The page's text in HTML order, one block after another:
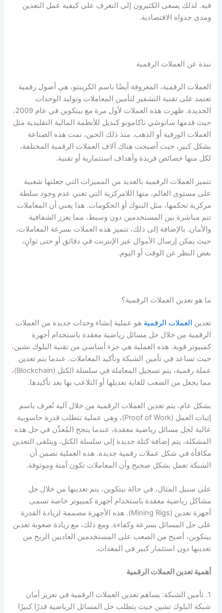
فيه. لذلك يسعى الكثيرون إلى التعرف على كيفية عمل التعدين
ومدى جدواه الاقتصادية.
نبذة عن العملات الرقمية
العملات الرقمية، المعروفة أيضًا باسم الكريبتو، هي أصول رقمية
تعتمد على تقنية التشفير لتأمين المعاملات وتوليد الوحدات
الجديدة. ظهرت هذه العملات لأول مرة مع بيتكوين في عام 2009،
حيث قدمها ساتوشي ناكاموتو كبديل للأنظمة المالية التقليدية مثل
العملات الورقية أو الذهب. منذ ذلك الحين، نمت هذه الصناعة
بشكل كبير، حيث أصبحت هناك آلاف العملات الرقمية المختلفة،
لكل منها خصائص فريدة وأهداف استثمارية أو تقنية.
تتميز العملات الرقمية بالعديد من المميزات التي جعلتها شعبية
على مستوى العالم، منها اللامركزية التي تعني عدم وجود سلطة
مركزية تحكمها، مثل البنوك أو الحكومات. هذا يعني أن المعاملات
تتم مباشرة بين المستخدمين دون وسيط، مما يعزز الشفافية
والأمان. بالإضافة إلى ذلك، تتميز هذه العملات بسرعة المعاملات،
حيث يمكن إرسال الأموال عبر الإنترنت في دقائق أو حتى ثوانٍ،
بغض النظر عن الوقت أو اليوم.
ما هو تعدين العملات الرقمية؟
تعدين العملات الرقميةهو عملية إنشاء وحدات جديدة من العملات
الرقمية من خلال حل مسائل رياضية معقدة باستخدام أجهزة
كمبيوتر قوية. هذه العملية هي جزء أساسي من تقنية البلوك تشين،
حيث تساعد في تأمين الشبكة وتأكيد المعاملات. عندما يتم تعدين
عملة رقمية، يتم تسجيل المعاملة في سلسلة الكتل (Blockchain)،
مما يجعل من الصعب للغاية تعديلها أو التلاعب بها بعد تأكيدها.
بشكل عام، يتم تعدين العملات الرقمية من خلال آلية تُعرف باسم
إثبات العمل (Proof of Work)، وهي عملية تتطلب قدرة حاسوبية
عالية لحل مسائل رياضية معقدة، عندما ينجح المُعدِّن في حل هذه
المشكلة، يتم إضافة كتلة جديدة إلى سلسلة الكتل، ويتلقى التعدين
مكافأة في شكل عملات رقمية جديدة. هذه العملية تضمن أن
الشبكة تعمل بشكل صحيح وأن المعاملات تكون آمنة وموثوقة.
على سبيل المثال، في حالة بيتكوين، يتم تعدينها من خلال حل
مشاكل رياضية معقدة باستخدام أجهزة كمبيوتر خاصة تسمى
أجهزة تعدين (Mining Rigs). هذه الأجهزة مصممة لزيادة القدرة
على حل المسائل بسرعة وكفاءة. ومع ذلك، مع زيادة صعوبة تعدين
بيتكوين، أصبح من الصعب على المستخدمين العاديين الربح من
تعدينها دون استثمار كبير في المعدات.
أهمية تعدين العملات الرقمية
1. تأمين الشبكة: يساهم تعدين العملات الرقمية في تعزيز أمان
شبكة البلوك تشين حيث يتطلب حل المسائل الرياضية قدرًا كبيرًا